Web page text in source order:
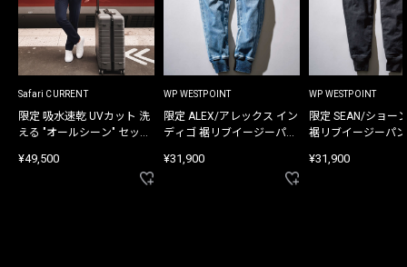
Safari CURRENT
限定 吸水速乾 UVカット 洗
える "オールシーン" セット
¥49,500
WP WESTPOINT
限定 ALEX/アレックス イン
ディゴ 裾リブイージーパン
¥31,900
WP WESTPOINT
限定 SEAN/ショー
裾リブイージーパ
¥31,900